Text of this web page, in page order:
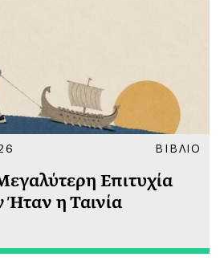
ΒΙΒΛΙΟ
Επιτυχία
η Ταινία